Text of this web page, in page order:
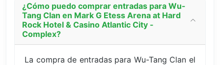
¿Cómo puedo comprar entradas para Wu-
Tang Clan en Mark G Etess Arena at Hard
Rock Hotel & Casino Atlantic City -
Complex?
La compra de entradas para Wu-Tang Clan el